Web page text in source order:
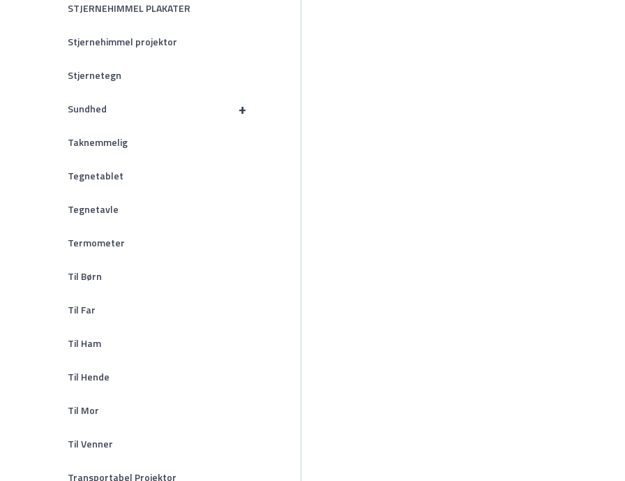
STJERNEHIMMEL PLAKATER
Stjernehimmel projektor
Stjernetegn
+
Sundhed
Taknemmelig
Tegnetablet
Tegnetavle
Termometer
Til Børn
Til Far
Til Ham
Til Hende
Til Mor
Til Venner
Transportabel Projektor